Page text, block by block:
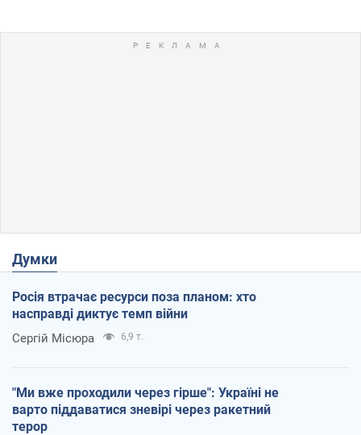
Думки
Росія втрачає ресурси поза планом: хто
насправді диктує темп війни
Сергій Місюра 6,9 т.
"Ми вже проходили через гірше": Україні не
варто піддаватися зневірі через ракетний
терор